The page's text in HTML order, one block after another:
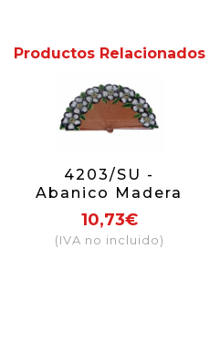
Productos Relacionados
4203/SU -
Abanico Madera
Peral 1 Cara Lujo
10,73€
(IVA no incluido)